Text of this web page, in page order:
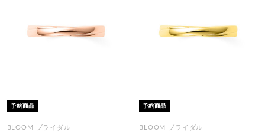
予約商品
BLOOM ブライダル
予約商品
BLOOM ブライダル